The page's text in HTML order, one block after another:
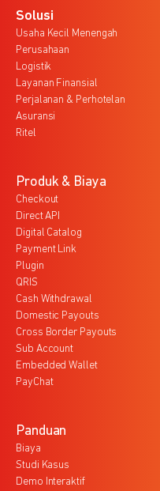
Solusi
Usaha Kecil Menengah
Perusahaan
Logistik
Layanan Finansial
Perjalanan & Perhotelan
Asuransi
Ritel
Produk & Biaya
Checkout
Direct API
Digital Catalog
Payment Link
Plugin
QRIS
Cash Withdrawal
Domestic Payouts
Cross Border Payouts
Sub Account
Embedded Wallet
PayChat
Panduan
Biaya
Studi Kasus
Demo Interaktif